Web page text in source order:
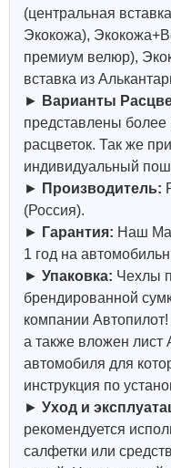
(центральная
Экокожа),
премиум велюр),
вставка из
► Варианты
представлены более
расцветок. Так же
индивидуальный
► Производитель:
(Россия).
► Гарантия: Наш
1 год на
► Упаковка: Чехлы
брендированной
компании
а также вложен лист
автомобиля для
инструкция по
► Уход и
рекомендуется
салфетки или